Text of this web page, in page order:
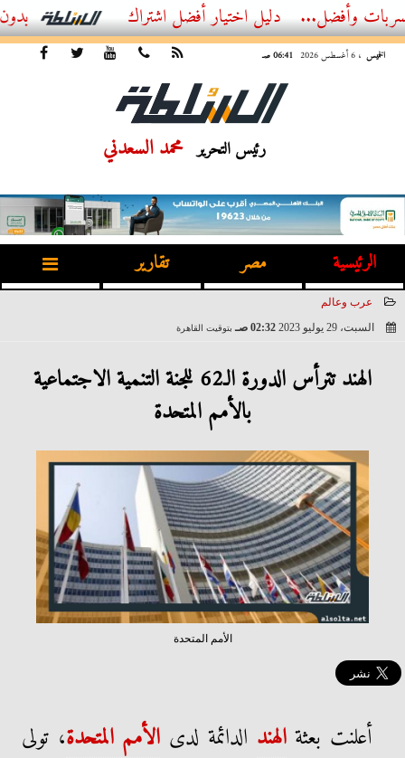
أفضل اشتراك IPTV بدون تقطيع 2026 – دليل المشاهد العصري
الخميس ، 6 أغسطس 2026 06:41 صـ
رئيس التحرير محمد السعدني
الرئيسية مصر تقارير
عرب وعالم
السبت، 29 يوليو 2023
02:32 صـ بتوقيت القاهرة
الهند تترأس الدورة الـ62 للجنة التنمية الاجتماعية
بالأمم المتحدة
الأمم المتحدة
أعلنت بعثةالهند الدائمة لدى الأمم المتحدة، تولى